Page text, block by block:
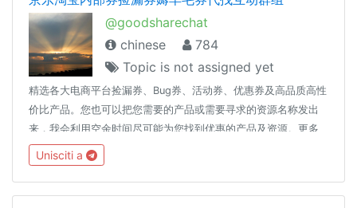
@goodsharechat
chinese
784
Topic is not assigned yet
精选各大电商平台捡漏券、Bug券、活动券、优惠券及高品质高性
价比产品。您也可以把您需要的产品或需要寻求的资源名称发出
来，我会利用空余时间尽可能为您找到优惠的产品及资源。更多
资源见：优选资源频道 https://t.me/valueshare【注】本群组只
接受有资源需求询问或讨论，不涉及政治、宗教、文化及友商等
话题，对具有发布不当言论或资源的情况，群主可以不警示直接
Unisciti a